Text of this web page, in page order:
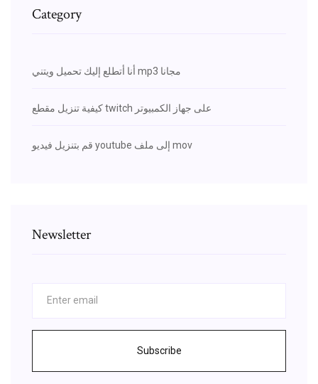
Category
أنا أتطلع إليك تحميل ويتني mp3 مجانا
كيفية تنزيل مقطع twitch على جهاز الكمبيوتر
قم بتنزيل فيديو youtube إلى ملف mov
Newsletter
Subscribe